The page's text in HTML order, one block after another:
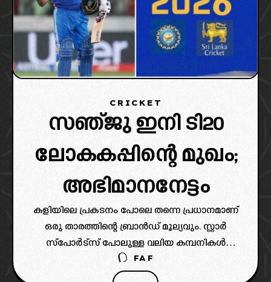
CRICKET
സഞ്ജു ഇനി ടി20
ലോകകപ്പിന്റെ മുഖം;
അഭിമാനനേട്ടം
കളിയിലെ പ്രകടനം പോലെ തന്നെ പ്രധാനമാണ്
ഒരു താരത്തിന്റെ ബ്രാൻഡ് മൂല്യവും. സ്റ്റാർ
സ്പോർട്സ് പോലുള്ള വലിയ കമ്പനികൾ
സഞ്ജുവിനെ വിശ്വസിക്കുന്നു. ഇത്
അദ്ദേഹത്തിന്റെ കരിയറിലെ വലിയൊരു
FAF